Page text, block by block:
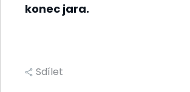
konec jara.
Sdílet